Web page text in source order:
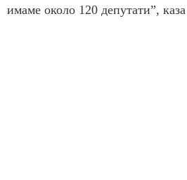
имаме около 120 депутати”,